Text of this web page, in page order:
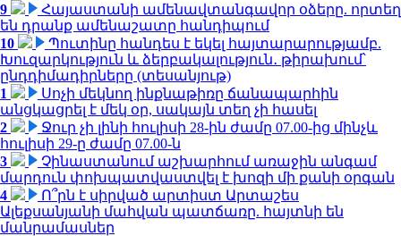
9
Հայաստանի ամենավտանգավոր օձերը. որտեղ
են դրանք ամենաշատը հանդիպում
10
Պուտինը հանդես է եկել հայտարարությամբ.
Խուզարկություն և ձերբակալություն․ թիրախում՝
ընդդիմադիրները (տեսանյութ)
1
Սոչի մեկնող ինքնաթիռը ճանապարհին
անցկացրել է մեկ օր, սակայն տեղ չի հասել
2
Ջուր չի լինի հուլիսի 28-ին ժամը 07.00-ից մինչև
հուլիսի 29-ը ժամը 07.00-ն
3
Չինաստանում աշխարհում առաջին անգամ
մարդուն փոխպատվաստվել է խոզի մի քանի օրգան
4
Ո՞րն է սիրված արտիստ Արտաշես
Ալեքսանյանի մահվան պատճառը. հայտնի են
մանրամասներ